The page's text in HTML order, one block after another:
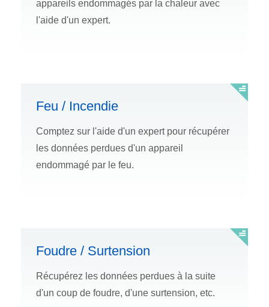
appareils endommagés par la chaleur avec
l'aide d'un expert.
Feu / Incendie
Comptez sur l'aide d'un expert pour récupérer
les données perdues d'un appareil
endommagé par le feu.
Foudre / Surtension
Récupérez les données perdues à la suite
d'un coup de foudre, d'une surtension, etc.